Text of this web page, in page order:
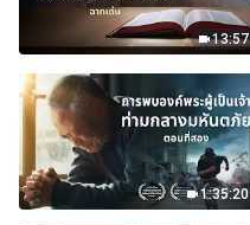
13:57
1:35:20